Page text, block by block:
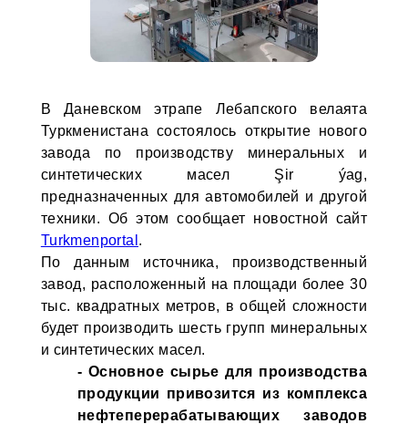
В Даневском этрапе Лебапского велаята
Туркменистана состоялось открытие нового
завода по производству минеральных и
синтетических масел Şir ýag,
предназначенных для автомобилей и другой
техники. Об этом сообщает новостной сайт
Turkmenportal .
По данным источника, производственный
завод, расположенный на площади более 30
тыс. квадратных метров, в общей сложности
будет производить шесть групп минеральных
и синтетических масел.
- Основное сырье для производства
продукции привозится из комплекса
нефтеперерабатывающих заводов